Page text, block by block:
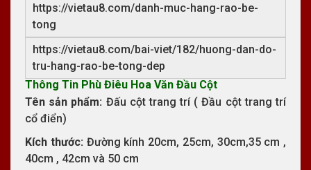
https://vietau8.com/danh-muc-hang-rao-be-
tong
https://vietau8.com/bai-viet/182/huong-dan-do-
tru-hang-rao-be-tong-dep
Thông Tin Phù Điêu Hoa Văn Đầu Cột
Tên sản phẩm: Đấu cột trang trí ( Đầu cột trang trí
cổ điển)
Kích thước: Đường kính 20cm, 25cm, 30cm,35 cm ,
40cm , 42cm và 50 cm